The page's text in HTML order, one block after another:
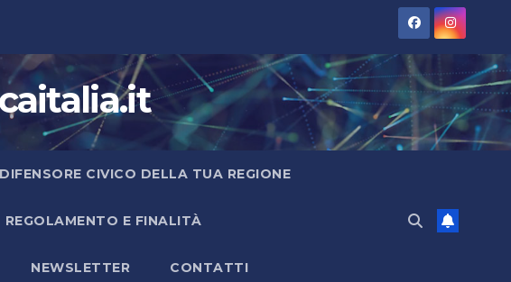
CIVICO DELLA TUA REGIONE
REGOLAMENTO E FINALITÀ
NEWSLETTER CONTATTI